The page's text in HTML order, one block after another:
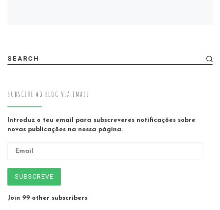
SEARCH
SUBSCEVE AO BLOG VIA EMAIL
Introduz o teu email para subscreveres notificações sobre
novas publicações na nossa página.
SUBSCREVE
Join 99 other subscribers